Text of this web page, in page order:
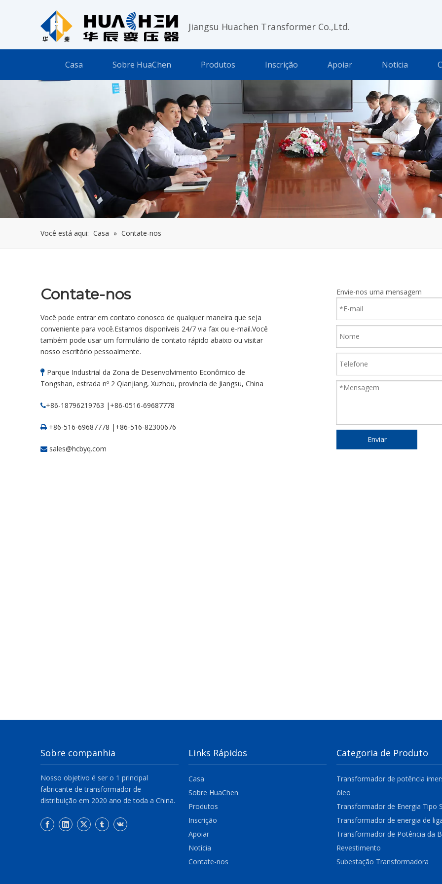
Jiangsu Huachen Transformer Co.,Ltd.
Casa Sobre HuaChen Produtos Inscrição Apoiar Notícia
Você está aqui: Casa » Contate-nos
Contate-nos
Você pode entrar em contato conosco de qualquer maneira que seja
conveniente para você.Estamos disponíveis 24/7 via fax ou e-mail.Você
também pode usar um formulário de contato rápido abaixo ou visitar
nosso escritório pessoalmente.
 Parque Industrial da Zona de Desenvolvimento Econômico de
Tongshan, estrada nº 2 Qianjiang, Xuzhou, província de Jiangsu, China
+86-18796219763 |+86-0516-69687778
 +86-516-69687778 |+86-516-82300676
 sales@hcbyq.com
Envie-nos uma mensagem
Enviar
Sobre companhia
Nosso objetivo é ser o 1 principal
fabricante de transformador de
distribuição em 2020 ano de toda a China.
Links Rápidos
Casa
Sobre HuaChen
Produtos
Inscrição
Apoiar
Notícia
Contate-nos
Categoria de Produto
Transformador de potência
óleo
Transformador de Energia Tipo
Transformador de energia de
Transformador de Potência da
Revestimento
Subestação Transformadora